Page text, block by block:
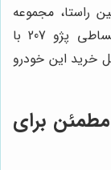
راستا، مجموعه
، با ارائه خدمات فروش اقساطی پژو 207 با
خرید این خودرو
207: راهی مطمئن برای